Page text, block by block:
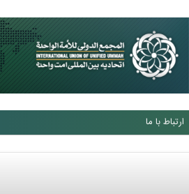
ارتباط با ما